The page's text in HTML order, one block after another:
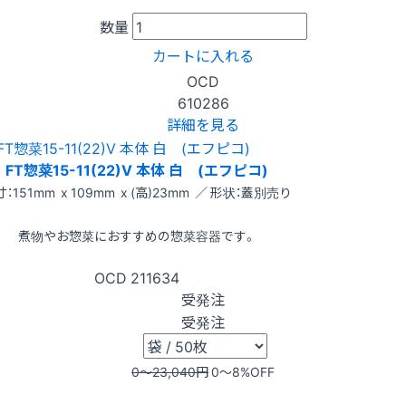
数量
カートに入れる
OCD
610286
詳細を見る
FT惣菜15-11(22)V 本体 白 (エフピコ)
：151mm x 109mm x (高)23mm ／ 形状：蓋別売り
煮物やお惣菜におすすめの惣菜容器です。
OCD 211634
受発注
受発注
0〜23,040円0〜8%OFF